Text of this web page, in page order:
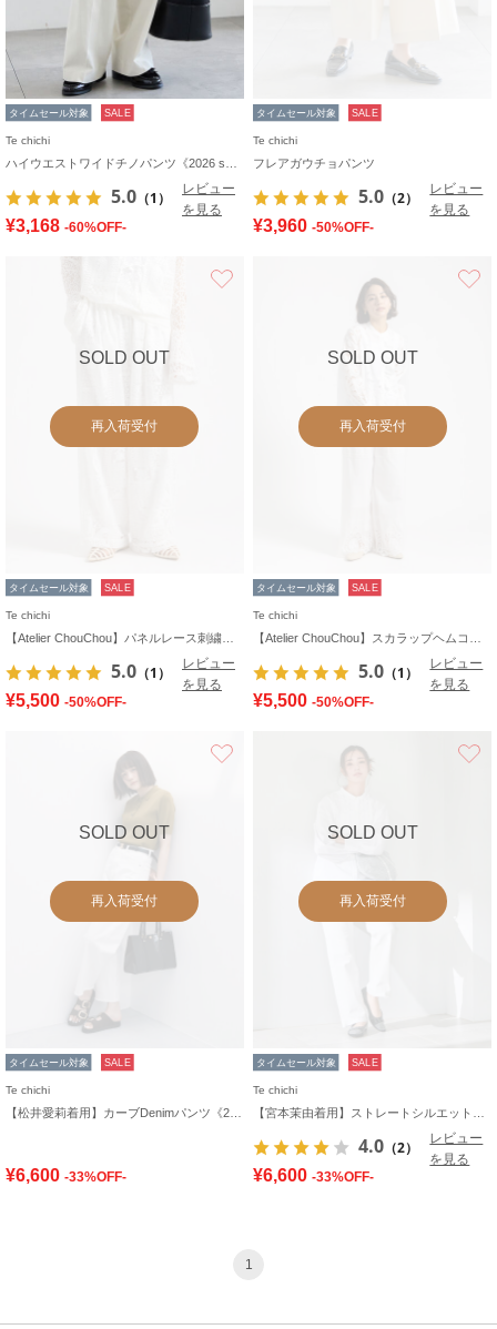
タイムセール対象 SALE
Te chichi
5.0 （1）
レビュー
を見る
¥3,168 -60%OFF-
タイムセール対象 SALE
Te chichi
フレアガウチョパンツ
5.0 （2）
レビュー
を見る
¥3,960 -50%OFF-
SOLD OUT
再入荷受付
タイムセール対象 SALE
Te chichi
5.0 （1）
レビュー
を見る
¥5,500 -50%OFF-
SOLD OUT
再入荷受付
タイムセール対象 SALE
Te chichi
5.0 （1）
レビュー
を見る
¥5,500 -50%OFF-
SOLD OUT
再入荷受付
タイムセール対象 SALE
Te chichi
¥6,600 -33%OFF-
SOLD OUT
再入荷受付
タイムセール対象 SALE
Te chichi
4.0 （2）
レビュー
を見る
¥6,600 -33%OFF-
1